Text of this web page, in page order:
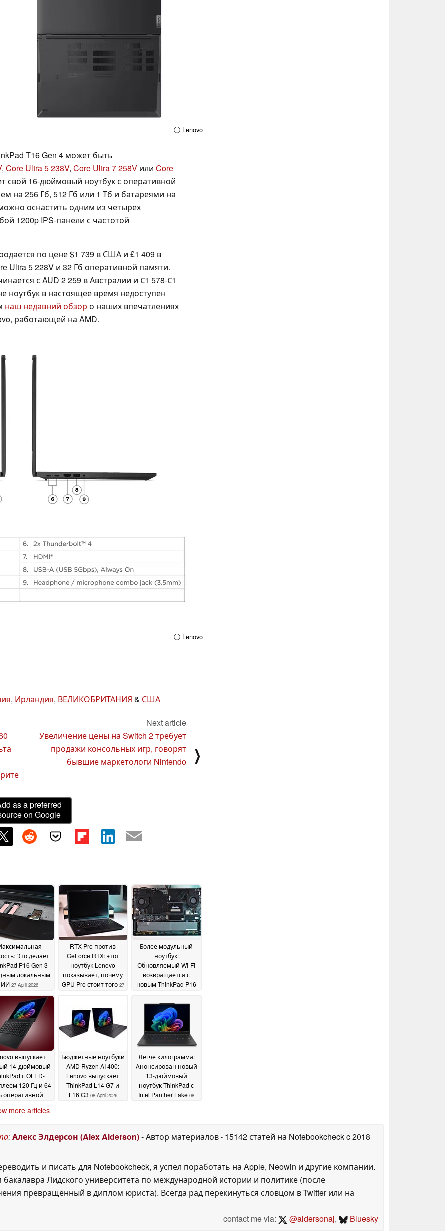
ⓘ Lenovo
T16 Gen 4 может быть
, Core Ultra 5 238V, Core Ultra 7 258V или Core
свой 16-дюймовый ноутбук с оперативной
на 256 Гб, 512 Гб или 1 Тб и батареями на
оснастить одним из четырех
1200p IPS-панели с частотой
по цене $1 739 в США и £1 409 в
Ultra 5 228V и 32 Гб оперативной памяти.
с AUD 2 259 в Австралии и €1 578-€1
ноутбук в настоящее время недоступен
наш недавний обзор о наших впечатлениях
работающей на AMD.
ⓘ Lenovo
, Ирландия, ВЕЛИКОБРИТАНИЯ & США
Next article
Увеличение цены на Switch 2 требует
продажи консольных игр, говорят
бывшие маркетологи Nintendo
⟩
as a preferred
on Google
Это делает
P16 Gen 3
локальным
ИИ 27 April 2026
RTX Pro против
GeForce RTX: этот
ноутбук Lenovo
показывает, почему
GPU Pro стоит того 27
Более модульный
ноутбук:
Обновляемый Wi-Fi
возвращается с
новым ThinkPad P16
выпускает
14-дюймовый
с OLED-
120 Гц и 64
оперативной
April 2026
Бюджетные ноутбуки
AMD Ryzen AI 400:
Lenovo выпускает
ThinkPad L14 G7 и
L16 G3 08 April 2026
Легче килограмма:
Анонсирован новый
13-дюймовый
ноутбук ThinkPad с
Intel Panther Lake 08
more articles
:Алекс Элдерсон (Alex Alderson)- Автор материалов- 15142 статей на Notebookcheckc 2018
и писать для Notebookcheck, я успел поработать на Apple, Neowin и другие компании.
Лидского университета по международной истории и политике (после
превращённый в диплом юриста). Всегда рад перекинуться словцом в Twitter или на
contact me via:
@aldersonaj, Bluesky